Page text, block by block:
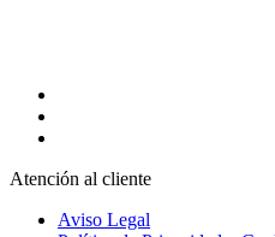
Atención al cliente
Aviso Legal